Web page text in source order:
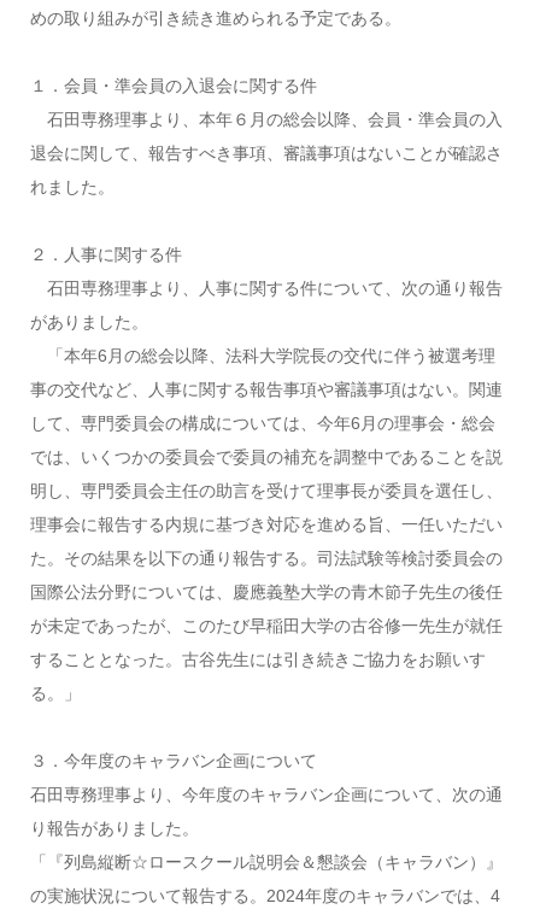
めの取り組みが引き続き進められる予定である。
１．会員・準会員の入退会に関する件
石田専務理事より、本年６月の総会以降、会員・準会員の入
退会に関して、報告すべき事項、審議事項はないことが確認さ
れました。
２．人事に関する件
石田専務理事より、人事に関する件について、次の通り報告
がありました。
「本年6月の総会以降、法科大学院長の交代に伴う被選考理
事の交代など、人事に関する報告事項や審議事項はない。関連
して、専門委員会の構成については、今年6月の理事会・総会
では、いくつかの委員会で委員の補充を調整中であることを説
明し、専門委員会主任の助言を受けて理事長が委員を選任し、
理事会に報告する内規に基づき対応を進める旨、一任いただい
た。その結果を以下の通り報告する。司法試験等検討委員会の
国際公法分野については、慶應義塾大学の青木節子先生の後任
が未定であったが、このたび早稲田大学の古谷修一先生が就任
することとなった。古谷先生には引き続きご協力をお願いす
る。」
３．今年度のキャラバン企画について
石田専務理事より、今年度のキャラバン企画について、次の通
り報告がありました。
「『列島縦断☆ロースクール説明会＆懇談会（キャラバン）』
の実施状況について報告する。2024年度のキャラバンでは、4